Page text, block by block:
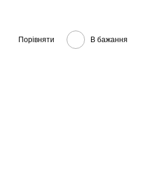
Порівняти В бажання